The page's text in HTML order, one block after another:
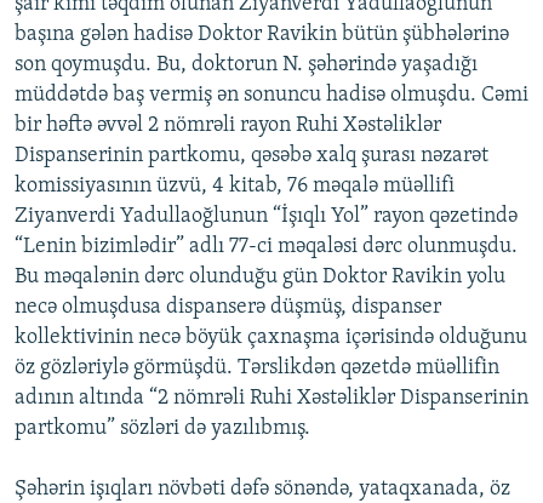
şair kimi təqdim olunan Ziyanverdi Yadullaoğlunun
başına gələn hadisə Doktor Ravikin bütün şübhələrinə
son qoymuşdu. Bu, doktorun N. şəhərində yaşadığı
müddətdə baş vermiş ən sonuncu hadisə olmuşdu. Cəmi
bir həftə əvvəl 2 nömrəli rayon Ruhi Xəstəliklər
Dispanserinin partkomu, qəsəbə xalq şurası nəzarət
komissiyasının üzvü, 4 kitab, 76 məqalə müəllifi
Ziyanverdi Yadullaoğlunun “İşıqlı Yol” rayon qəzetində
“Lenin bizimlədir” adlı 77-ci məqaləsi dərc olunmuşdu.
Bu məqalənin dərc olunduğu gün Doktor Ravikin yolu
necə olmuşdusa dispanserə düşmüş, dispanser
kollektivinin necə böyük çaxnaşma içərisində olduğunu
öz gözləriylə görmüşdü. Tərslikdən qəzetdə müəllifin
adının altında “2 nömrəli Ruhi Xəstəliklər Dispanserinin
partkomu” sözləri də yazılıbmış.
Şəhərin işıqları növbəti dəfə sönəndə, yataqxanada, öz